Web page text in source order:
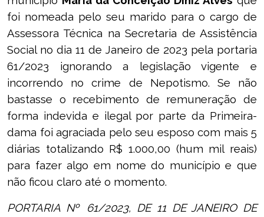
foi nomeada pelo seu marido para o cargo de
Assessora Técnica na Secretaria de Assistência
Social no dia 11 de Janeiro de 2023 pela portaria
61/2023 ignorando a legislação vigente e
incorrendo no crime de Nepotismo. Se não
bastasse o recebimento de remuneração de
forma indevida e ilegal por parte da Primeira-
dama foi agraciada pelo seu esposo com mais 5
diárias totalizando R$ 1.000,00 (hum mil reais)
para fazer algo em nome do município e que
não ficou claro até o momento.
PORTARIA № 61/2023, DE 11 DE JANEIRO DE